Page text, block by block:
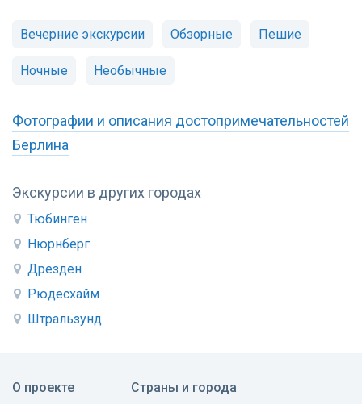
Экскурсии в других городах
Тюбинген
Нюрнберг
Дрезден
Рюдесхайм
Штральзунд
Вечерние экскурсии Обзорные Пешие
Ночные Необычные
Фотографии и описания достопримечательностей
Берлина
О проекте Страны и города